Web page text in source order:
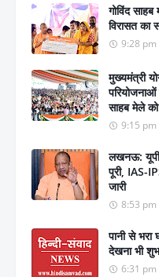
गोविंद
विरासत का
9:28 pm
मुख्यमंत्री
परियोजनाओं
साहब मेले को
9:15 pm
लखनऊ: यूपी
पूरी, IAS-
जारी
8:53 pm
पानी से
देखना भी शुभ
6:31 pm